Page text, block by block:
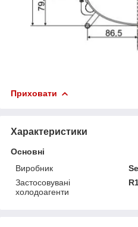
Приховати
Характеристики
Основні
Виробник
Застосовувані
холодоагенти